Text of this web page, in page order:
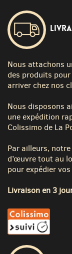
Nous attachons
des produits
arriver chez nos
Nous disposons
une expédition
Colissimo de La
Par ailleurs,
d’œuvre tout au
pour expédier
Livraison en 3